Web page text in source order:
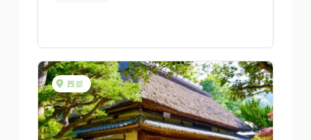
西部